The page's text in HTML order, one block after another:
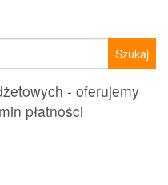
- oferujemy
płatności